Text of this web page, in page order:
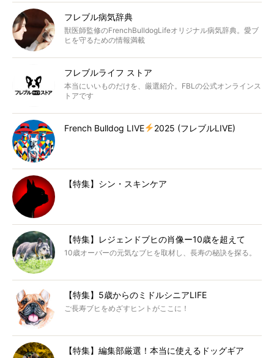
フレブル病気辞典
獣医師監修のFrenchBulldogLifeオリジナル病気辞典。愛ブ
ヒを守るための情報満載
フレブルライフ ストア
本当にいいものだけを、厳選紹介。FBLの公式オンラインス
トアです
French Bulldog LIVE 2025 (フレブルLIVE)
【特集】シン・スキンケア
【特集】レジェンドブヒの肖像ー10歳を超えて
10歳オーバーの元気なブヒを取材し、長寿の秘訣を探る。
【特集】5歳からのミドルシニアLIFE
ご長寿ブヒをめざすヒントがここに！
【特集】編集部厳選！本当に使えるドッグギア